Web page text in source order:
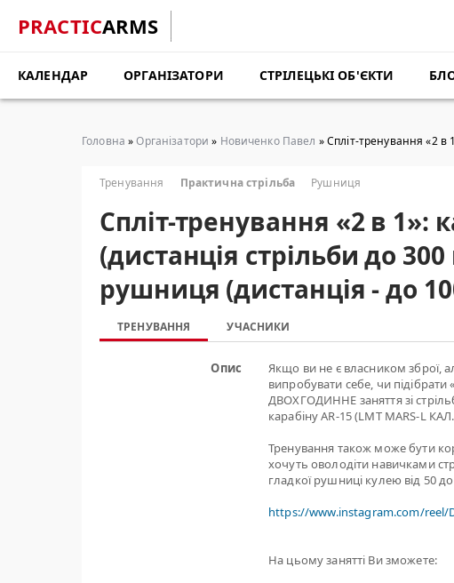
PRACTICARMS
КАЛЕНДАР ОРГАНІЗАТОРИ СТРІЛЕЦЬКІ ОБ'ЄКТИ
Головна »Організатори » Новиченко Павел » Cпліт-тренування «2
Тренування Практична стрільба Рушниця
Cпліт-тренування «2 в 1»:
(дистанція стрільби до
рушниця (дистанція - до
ТРЕНУВАННЯ УЧАСНИКИ
Опис
Якщо ви не є власником зброї,
випробувати себе, чи
ДВОХГОДИННЕ заняття зі
карабіну AR-15 (LMT MARS-L
Тренування також може бути
хочуть оволодіти навичками
гладкої рушниці кулею від 50
https://www.instagram.com/reel/
На цьому занятті Ви зможете: